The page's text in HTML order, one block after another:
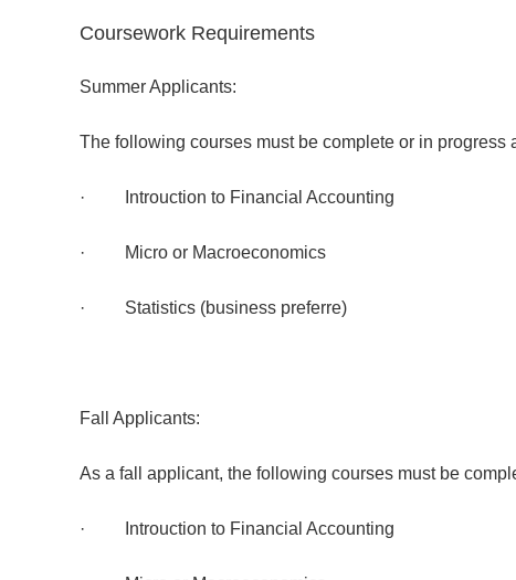
Coursework Requirements
Summer Applicants:
The following courses must be complete or in progress
· Introuction to Financial Accounting
· Micro or Macroeconomics
· Statistics (business preferre)
Fall Applicants:
As a fall applicant, the following courses must be
· Introuction to Financial Accounting